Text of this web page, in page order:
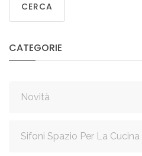
CERCA
CATEGORIE
Novità
Sifoni Spazio Per La Cucina